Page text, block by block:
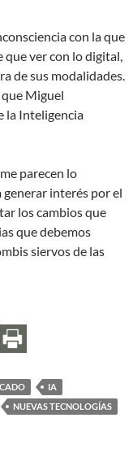
con la que
que ver con lo digital,
de sus modalidades.
que Miguel
la Inteligencia
parecen lo
interés por el
los cambios que
que debemos
siervos de las
piensa (El cerebro
IA
NUEVAS TECNOLOGÍAS